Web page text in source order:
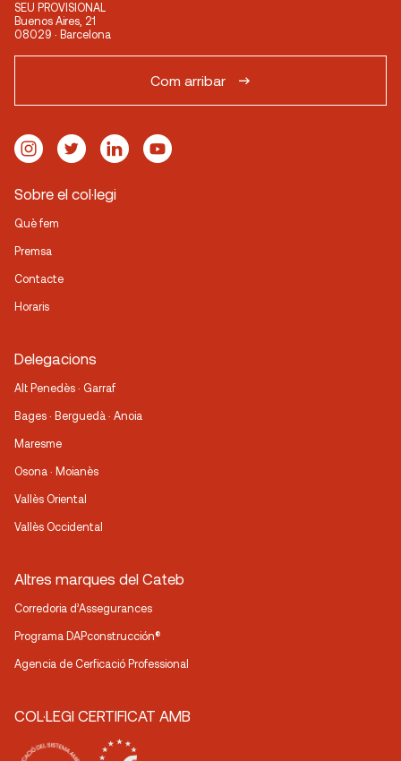
SEU PROVISIONAL
Buenos Aires, 21
08029 · Barcelona
Com arribar
Sobre el col·legi
Què fem
Premsa
Contacte
Horaris
Delegacions
Alt Penedès · Garraf
Bages · Berguedà · Anoia
Maresme
Osona · Moianès
Vallès Oriental
Vallès Occidental
Altres marques del Cateb
Corredoria d’Assegurances
Programa DAPconstrucción®
Agencia de Cerficació Professional
COL·LEGI CERTIFICAT AMB